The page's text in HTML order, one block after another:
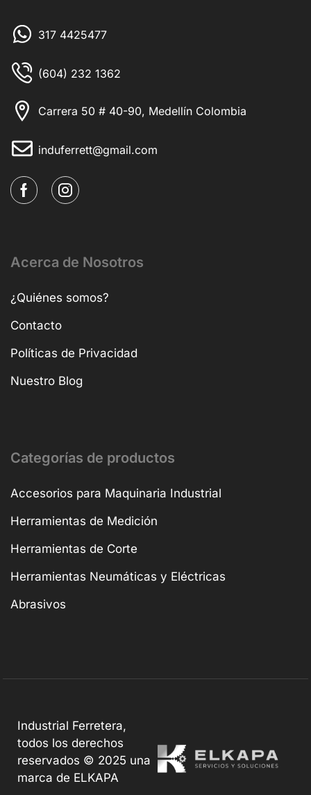
317 4425477
(604) 232 1362
Carrera 50 # 40-90, Medellín Colombia
induferrett@gmail.com
Acerca de Nosotros
¿Quiénes somos?
Contacto
Políticas de Privacidad
Nuestro Blog
Categorías de productos
Accesorios para Maquinaria Industrial
Herramientas de Medición
Herramientas de Corte
Herramientas Neumáticas y Eléctricas
Abrasivos
Industrial Ferretera,
todos los derechos
reservados © 2025 una
marca de ELKAPA